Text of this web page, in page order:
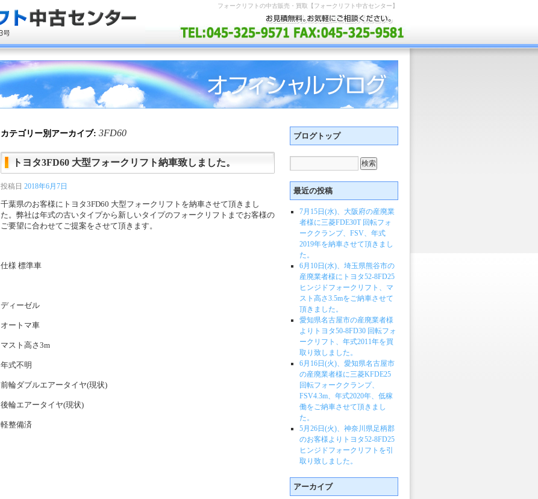
フォークリフトの中古販売・買取【フォークリフト中古センター】
カテゴリー別アーカイブ: 3FD60
トヨタ3FD60 大型フォークリフト納車致しました。
投稿日 2018年6月7日
千葉県のお客様にトヨタ3FD60 大型フォークリフトを納車させて頂きまし
た。弊社は年式の古いタイプから新しいタイプのフォークリフトまでお客様の
ご要望に合わせてご提案をさせて頂きます。
仕様 標準車
ディーゼル
オートマ車
マスト高さ3m
年式不明
前輪ダブルエアータイヤ(現状)
後輪エアータイヤ(現状)
軽整備済
ブログトップ
最近の投稿
7月15日(水)、大阪府の産廃業
者様に三菱FDE30T 回転フォ
ーククランプ、FSV、年式
2019年を納車させて頂きまし
た。
6月10日(水)、埼玉県熊谷市の
産廃業者様にトヨタ52-8FD25
ヒンジドフォークリフト、マ
スト高さ3.5mをご納車させて
頂きました。
愛知県名古屋市の産廃業者様
よりトヨタ50-8FD30 回転フォ
ークリフト、年式2011年を買
取り致しました。
6月16日(火)、愛知県名古屋市
の産廃業者様に三菱KFDE25
回転フォーククランプ、
FSV4.3m、年式2020年、低稼
働をご納車させて頂きまし
た。
5月26日(火)、神奈川県足柄郡
のお客様よりトヨタ52-8FD25
ヒンジドフォークリフトを引
取り致しました。
アーカイブ